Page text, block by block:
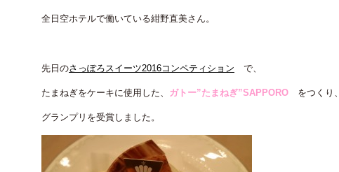
全日空ホテルで働いている紺野直美さん。
先日のさっぽろスイーツ2016コンペティション で、
たまねぎをケーキに使用した、 ガトー”たまねぎ”SAPPORO をつくり
グランプリを受賞しました。